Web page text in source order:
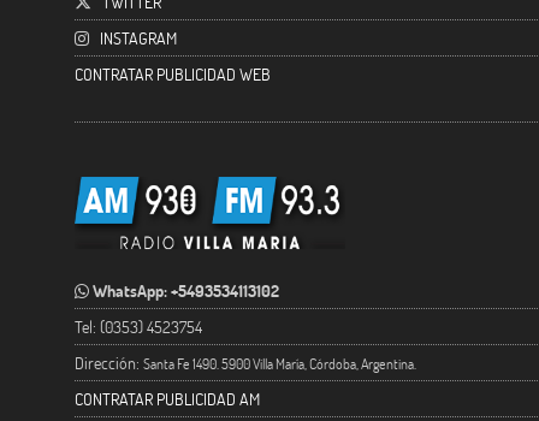
INSTAGRAM
CONTRATAR PUBLICIDAD WEB
WhatsApp: +5493534113102
Tel: (0353) 4523754
Dirección: Santa Fe 1490. 5900 Villa María, Córdoba, Argentina.
CONTRATAR PUBLICIDAD AM